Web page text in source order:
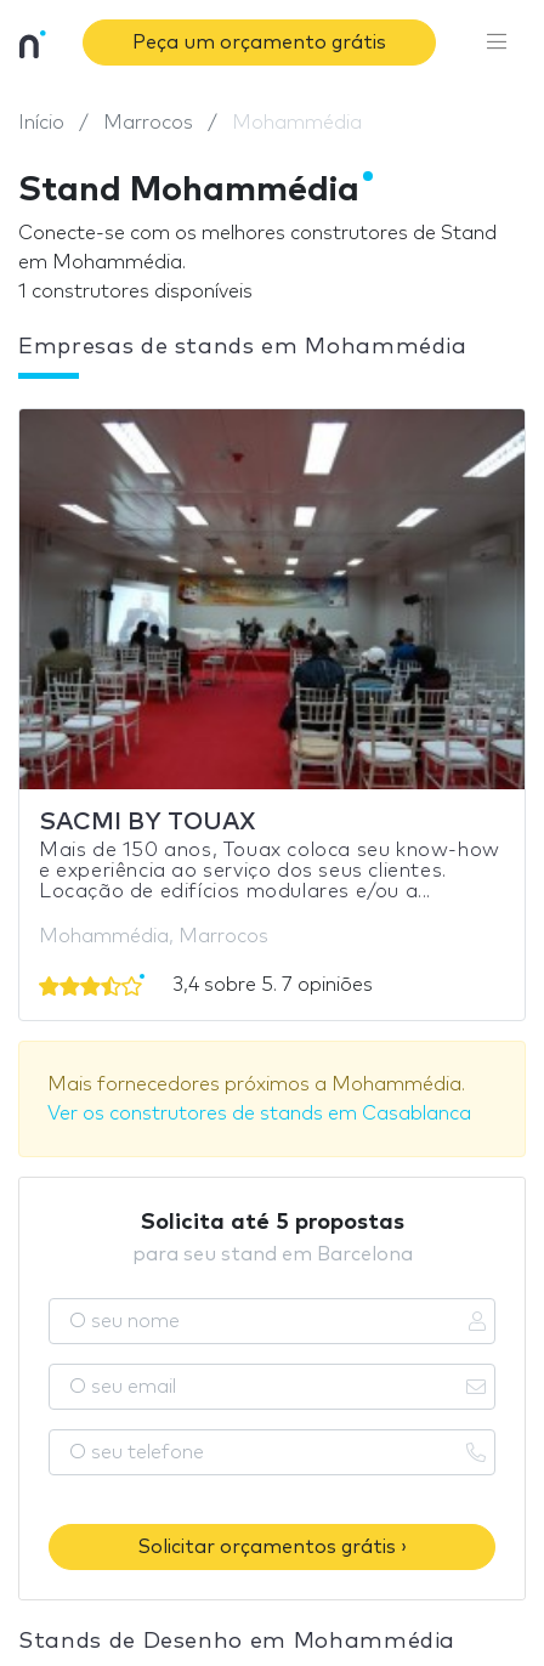
Peça um orçamento grátis
Início Marrocos Mohammédia
Stand Mohammédia
Conecte-se com os melhores construtores de Stand
em Mohammédia.
1 construtores disponíveis
Empresas de stands em Mohammédia
SACMI BY TOUAX
Mais de 150 anos, Touax coloca seu know-how
e experiência ao serviço dos seus clientes.
Locação de edifícios modulares e/ou a...
Mohammédia, Marrocos
3,4 sobre 5. 7 opiniões
Mais fornecedores próximos a Mohammédia.
Ver os construtores de stands em Casablanca
Solicita até 5 propostas
para seu stand em Barcelona
Solicitar orçamentos grátis ›
Stands de Desenho em Mohammédia